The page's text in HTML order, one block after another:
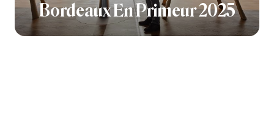
Bordeaux En Primeur 2025